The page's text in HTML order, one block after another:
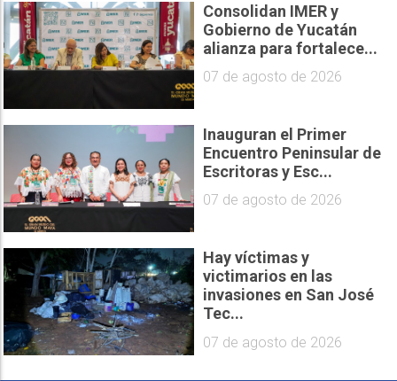
Consolidan IMER y
Gobierno de Yucatán
alianza para fortalece...
07 de agosto de 2026
Inauguran el Primer
Encuentro Peninsular de
Escritoras y Esc...
07 de agosto de 2026
Hay víctimas y
victimarios en las
invasiones en San José
Tec...
07 de agosto de 2026